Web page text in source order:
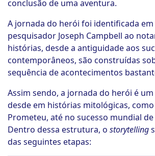
conclusão de uma aventura.
A jornada do herói foi identificada em
pesquisador Joseph Campbell ao
histórias, desde a antiguidade aos
contemporâneos, são construídas
sequência de acontecimentos
Assim sendo, a jornada do herói é
desde em histórias mitológicas,
Prometeu, até no sucesso mundial
Dentro dessa estrutura, o storytelling
das seguintes etapas: